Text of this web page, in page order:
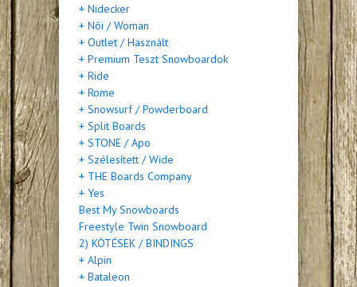
+ Nidecker
+ Női / Woman
+ Outlet / Használt
+ Premium Teszt Snowboardok
+ Ride
+ Rome
+ Snowsurf / Powderboard
+ Split Boards
+ STONE / Apo
+ Szélesített / Wide
+ THE Boards Company
+ Yes
Best My Snowboards
Freestyle Twin Snowboard
2) KÖTÉSEK / BINDINGS
+ Alpin
+ Bataleon